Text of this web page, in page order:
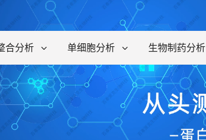
合分析 单细胞分析 生物制药分析